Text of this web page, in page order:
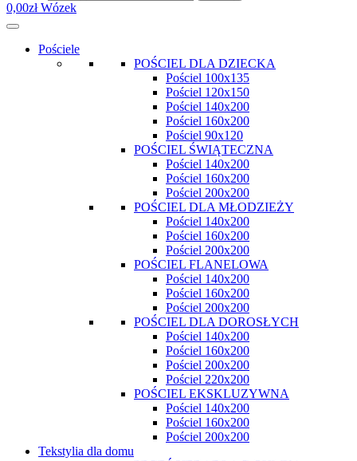
0,00zł Wózek
Pościele
POŚCIEL DLA DZIECKA
Pościel 100x135
Pościel 120x150
Pościel 140x200
Pościel 160x200
Pościel 90x120
POŚCIEL ŚWIĄTECZNA
Pościel 140x200
Pościel 160x200
Pościel 200x200
POŚCIEL DLA MŁODZIEŻY
Pościel 140x200
Pościel 160x200
Pościel 200x200
POŚCIEL FLANELOWA
Pościel 140x200
Pościel 160x200
Pościel 200x200
POŚCIEL DLA DOROSŁYCH
Pościel 140x200
Pościel 160x200
Pościel 200x200
Pościel 220x200
POŚCIEL EKSKLUZYWNA
Pościel 140x200
Pościel 160x200
Pościel 200x200
Tekstylia dla domu